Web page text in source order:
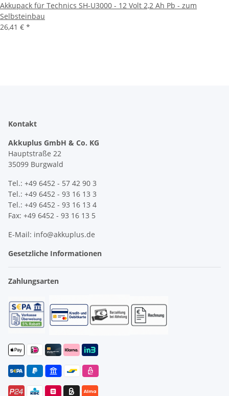
Akkupack für Technics SH-U3000 - 12 Volt 2,2 Ah Pb - zum
Selbsteinbau
26,41 € *
Kontakt
Akkuplus GmbH & Co. KG
Hauptstraße 22
35099 Burgwald
Tel.: +49 6452 - 57 42 90 3
Tel.: +49 6452 - 93 16 13 3
Tel.: +49 6452 - 93 16 13 4
Fax: +49 6452 - 93 16 13 5
E-Mail: info@akkuplus.de
Gesetzliche Informationen
Zahlungsarten